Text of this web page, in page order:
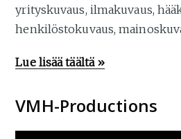
yrityskuvaus, ilmakuvaus,
henkilöstokuvaus,
Lue lisää täältä »
VMH-Productions